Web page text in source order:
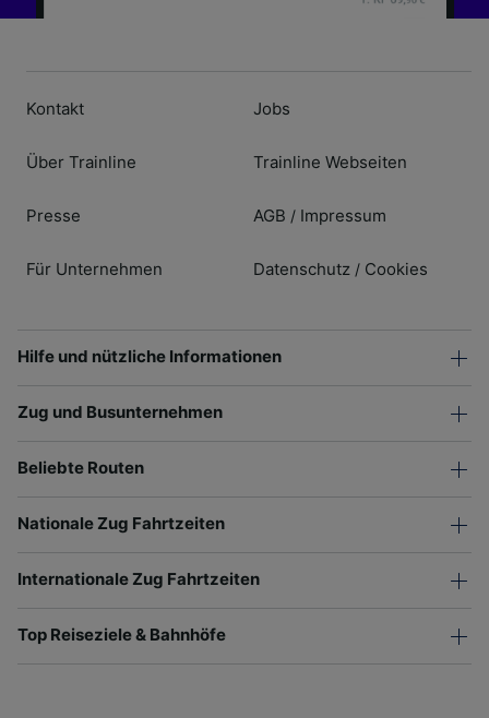
Kontakt
Über Trainline
Presse
Für Unternehmen
Jobs
Trainline Webseiten
AGB / Impressum
Datenschutz / Cookies
Hilfe und nützliche Informationen
Zug und Busunternehmen
Beliebte Routen
Nationale Zug Fahrtzeiten
Internationale Zug Fahrtzeiten
Top Reiseziele & Bahnhöfe